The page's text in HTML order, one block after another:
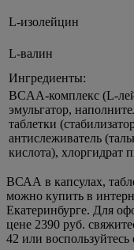
L-изолейцин
L-валин
Ингредиенты:
BCAA-комплекс (L-
эмульгатор,
таблетки
антислеживатель
кислота), хлоргидрат
ВСАА в капсулах,
можно купить в
Екатеринбурге. Для
цене 2390 руб.
42 или